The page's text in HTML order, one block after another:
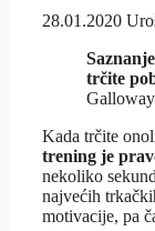
28.01.2020
trčite
Galloway
Kada trčite
trening je
nekoliko
najvećih
motivacije, pa